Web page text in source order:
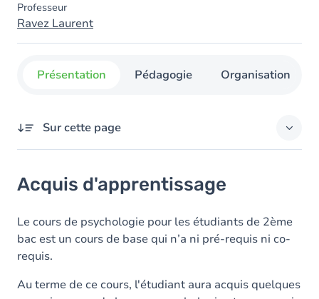
Professeur
Ravez Laurent
Présentation Pédagogie Organisation
Sur cette page
Contenu
Acquis d'apprentissage
Le cours de psychologie pour les étudiants de 2ème
bac est un cours de base qui n’a ni pré-requis ni co-
requis.
Au terme de ce cours, l'étudiant aura acquis quelques